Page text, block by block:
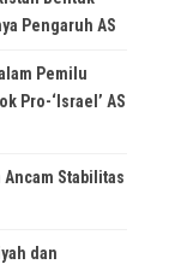
Pengaruh AS
Pemilu
Pro-‘Israel’ AS
Ancam Stabilitas
dan